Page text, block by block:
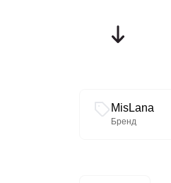
MisLana
Бренд